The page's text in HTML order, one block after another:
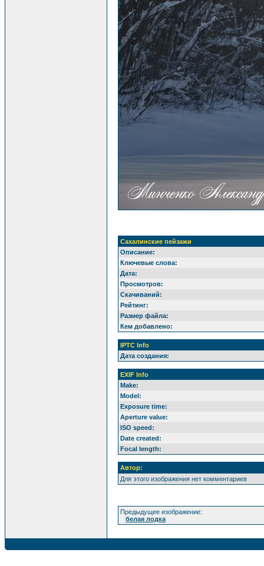
Сахалинские пейзажи
Описание:
Ключевые слова:
Дата:
Просмотров:
Скачиваний:
Рейтинг:
Размер файла:
Кем добавлено:
IPTC Info
Дата создания:
EXIF Info
Make:
Model:
Exposure time:
Aperture value:
ISO speed:
Date created:
Focal length:
Автор:
Для этого изображения нет комментариев
Предыдущее изображение:
белая лодка